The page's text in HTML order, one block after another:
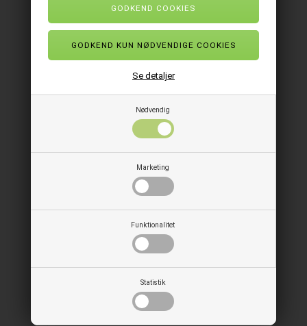
Nødvendig
Marketing
Funktionalitet
Statistik
Se detaljer
Pickwick assorteret Te 6 pk.